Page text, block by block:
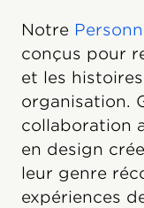
Notre
conçus pour
et les
organisation.
collaboration
en design
leur genre
expériences